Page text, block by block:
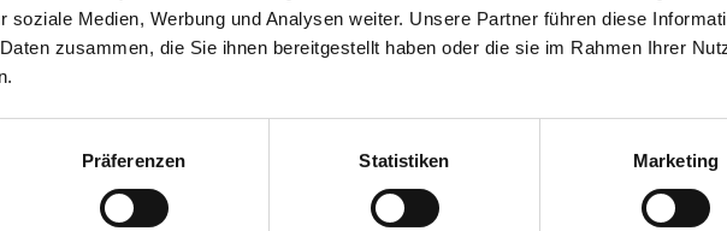
soziale Medien, Werbung und Analysen weiter. Unsere Partner führen diese
zusammen, die Sie ihnen bereitgestellt haben oder die sie im Rahmen Ihrer
Präferenzen Statistiken Marketing
Streitbeilegung (OS) bereit:https://ec.europa.eu/consumers/odr.
vor einer Verbraucherschlichtungsstelle teilzunehmen.
uns jetzt
Str. 80